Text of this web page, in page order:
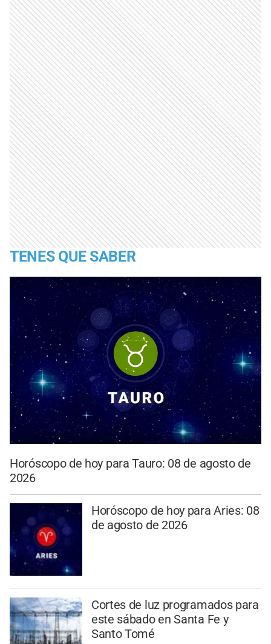
TENES QUE SABER
Horóscopo de hoy para Tauro: 08 de agosto de
2026
Horóscopo de hoy para Aries: 08
de agosto de 2026
Cortes de luz programados para
este sábado en Santa Fe y
Santo Tomé